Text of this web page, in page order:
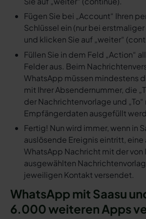
Fügen Sie bei „Account“ Ihren
Schlüssel ein (nur bei
und klicken Sie auf „weiter“
Füllen Sie in dem Feld „Action“
Felder aus. Beim
WhatsApp müssen mindestens
mit Ihrer Absendernummer, die
der Nachrichtenvorlage und
Empfängerdaten ausgefüllt
Fertig! Nun wird immer, wenn in
auslösende Ereignis eintritt,
WhatsApp Nachricht mit der von
ausgewählten
jeweiligen Kontakt versendet.
WhatsApp mit Saasu
6.000 weiteren Apps